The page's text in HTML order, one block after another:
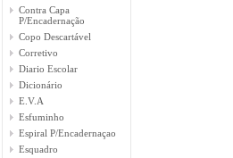
Contra Capa
P/Encadernação
Copo Descartável
Corretivo
Diario Escolar
Dicionário
E.V.A
Esfuminho
Espiral P/Encadernaçao
Esquadro